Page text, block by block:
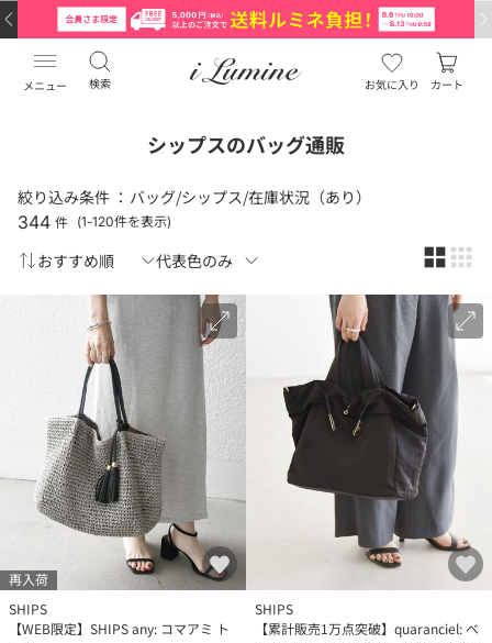
メニュー 検索 お気に入り カート
シップスのバッグ通販
絞り込み条件 ： バッグ/シップス/在庫状況（あり）
344 件 (1-120件を表示)
再入荷
SHIPS
【WEB限定】SHIPS any: コマアミ ト
SHIPS
【累計販売1万点突破】quaranciel: ベ